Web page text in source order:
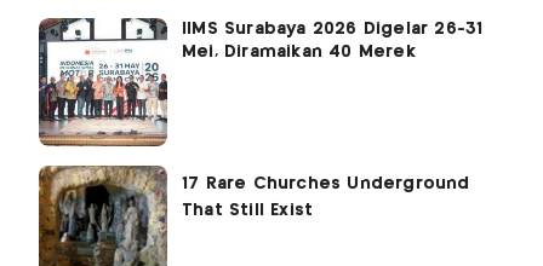
IIMS Surabaya 2026 Digelar 26-31
Mei, Diramaikan 40 Merek